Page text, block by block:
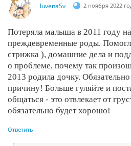
luvenaSv 2 ноября 2022
Потеряла малыша в 2011 году
преждевременные роды.
стрижка ), домашние дела и
о проблеме, почему так
2013 родила дочку.
причину! Больше гуляйте и
общаться - это отвлекает от
обязательно будет хорошо!
Ответить